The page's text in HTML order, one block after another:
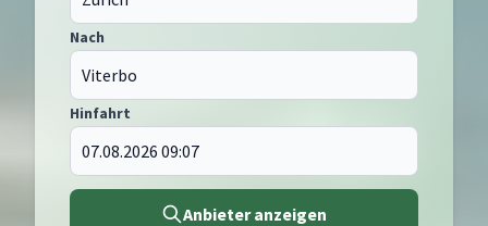
Nach
Hinfahrt
Anbieter anzeigen